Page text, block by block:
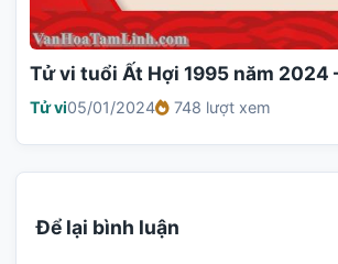
Tử vi tuổi Ất Hợi 1995 năm 2024
Tử vi05/01/2024 748 lượt xem
Để lại bình luận